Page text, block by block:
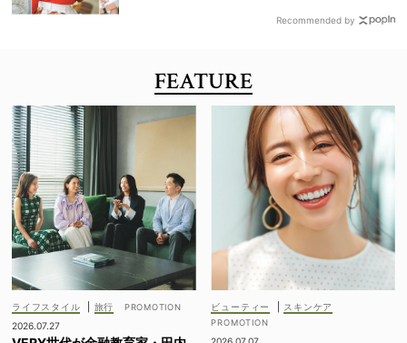
Recommended by
FEATURE
ライフスタイル
旅行
2026.07.27
ビューティー スキンケア